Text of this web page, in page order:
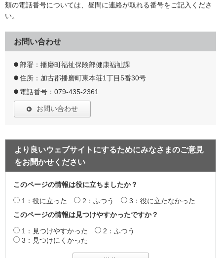
類の電話番号については、昼間に連絡が取れる番号をご記入くださ
い。
お問い合わせ
部署：播磨町福祉保険部健康福祉課
住所：加古郡播磨町東本荘1丁目5番30号
電話番号：079-435-2361
お問い合わせ
より良いウェブサイトにするためにみなさまのご意見
をお聞かせください
このページの情報は役に立ちましたか？
1：役に立った 2：ふつう
3：役に立たなかった
このページの情報は見つけやすかったですか？
1：見つけやすかった
2：ふつう
3：見つけにくかった